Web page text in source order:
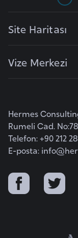
Site Haritası
Vize Merkezi
Hermes
Rumeli Cad.
Telefon: +90 212
E-posta:
a
d
Ç
e
k
C
u